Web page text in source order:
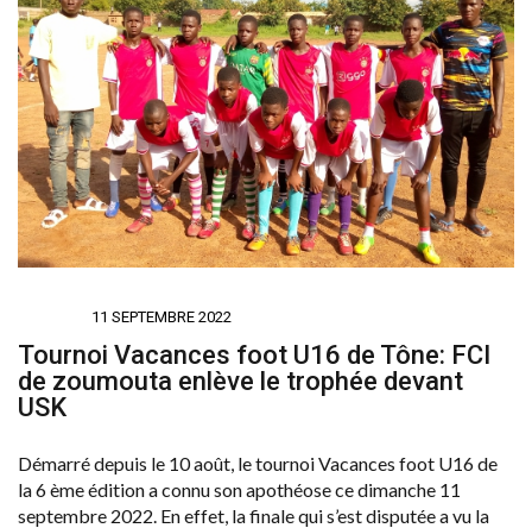
11 SEPTEMBRE 2022
Tournoi Vacances foot U16 de Tône: FCI
de zoumouta enlève le trophée devant
USK
Démarré depuis le 10 août, le tournoi Vacances foot U16 de
la 6 ème édition a connu son apothéose ce dimanche 11
septembre 2022. En effet, la finale qui s’est disputée a vu la